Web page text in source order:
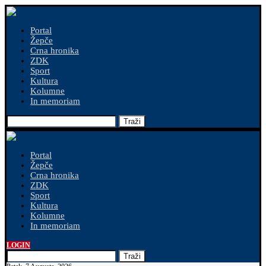
Portal
Žepče
Crna hronika
ZDK
Sport
Kultura
Kolumne
In memoriam
Traži
Portal
Žepče
Crna hronika
ZDK
Sport
Kultura
Kolumne
In memoriam
LOGIN
Traži